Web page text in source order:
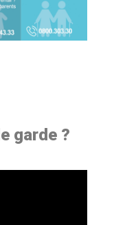
garde ?